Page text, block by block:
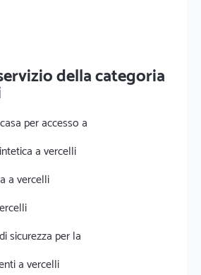
della categoria
per accesso a
a vercelli
a vercelli
sicurezza per la
a vercelli